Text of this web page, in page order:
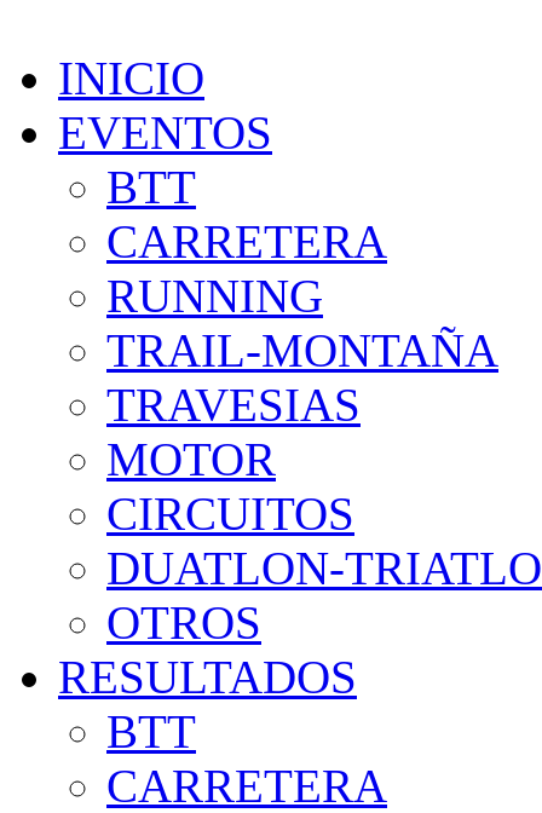
INICIO
EVENTOS
BTT
CARRETERA
RUNNING
TRAIL-MONTAÑA
TRAVESIAS
MOTOR
CIRCUITOS
DUATLON-
OTROS
RESULTADOS
BTT
CARRETERA